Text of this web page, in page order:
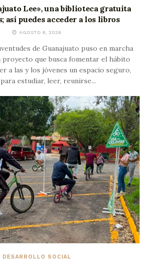
Lee», una biblioteca gratuita
así puedes acceder a los libros
AGOSTO 6, 2026
de Guanajuato puso en marcha
proyecto que busca fomentar el hábito
a las y los jóvenes un espacio seguro,
estudiar, leer, reunirse...
DESARROLLO SOCIAL